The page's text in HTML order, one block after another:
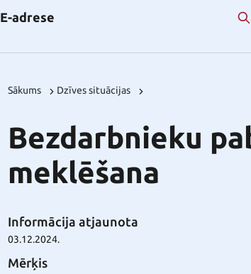
E-adrese
Sākums Dzīves situācijas
Bezdarbnieku
meklēšana
Informācija atjaunota
03.12.2024.
Mērķis